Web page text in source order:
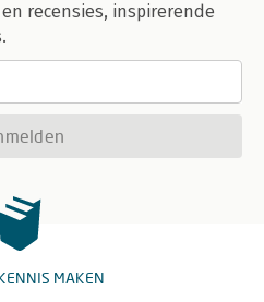
recensies, inspirerende
MAKEN